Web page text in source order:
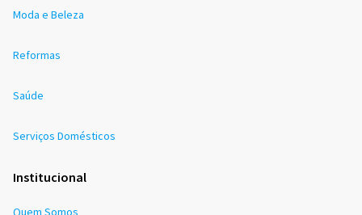
Moda e Beleza
Reformas
Saúde
Serviços Domésticos
Institucional
Quem Somos